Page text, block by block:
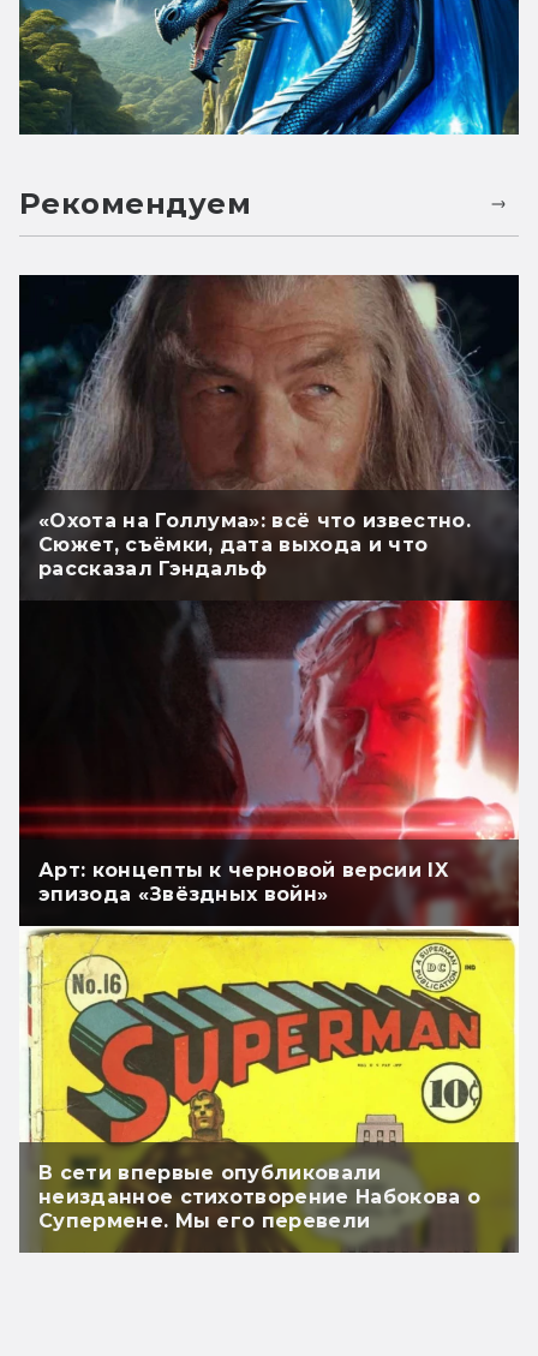
Рекомендуем
«Охота на Голлума»: всё что известно.
Сюжет, съёмки, дата выхода и что
рассказал Гэндальф
Арт: концепты к черновой версии IX
эпизода «Звёздных войн»
В сети впервые опубликовали
неизданное стихотворение Набокова о
Супермене. Мы его перевели